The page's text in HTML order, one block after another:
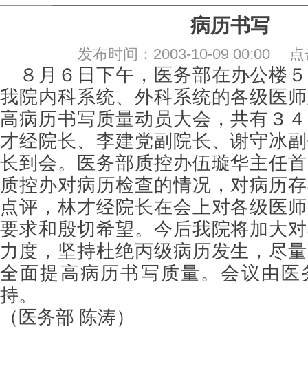
病历书写
发布时间：2003-10-09 00:00 点
８月６日下午，医务部在办公楼
我院内科系统、外科系统的各级医
高病历书写质量动员大会，共有３
才经院长、李建党副院长、谢守冰
长到会。医务部质控办伍璇华主任
质控办对病历检查的情况，对病历
点评，林才经院长在会上对各级医
要求和殷切希望。今后我院将加大
力度，坚持杜绝丙级病历发生，尽
全面提高病历书写质量。会议由医
持。
（医务部 陈涛）